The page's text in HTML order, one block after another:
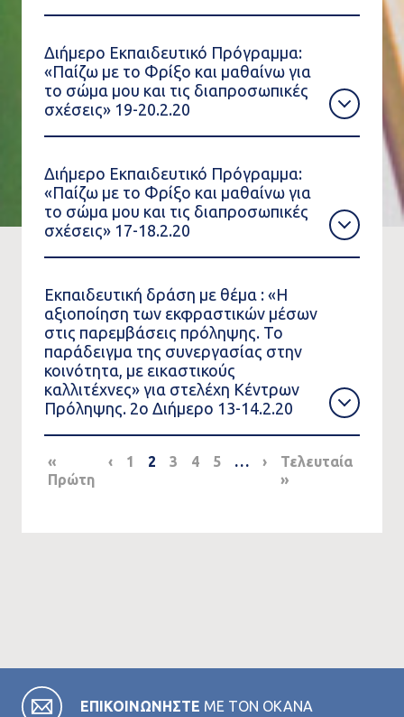
Διήμερο Εκπαιδευτικό Πρόγραμμα:
«Παίζω με το Φρίξο και μαθαίνω για
το σώμα μου και τις διαπροσωπικές
σχέσεις» 19-20.2.20
Διήμερο Εκπαιδευτικό Πρόγραμμα:
«Παίζω με το Φρίξο και μαθαίνω για
το σώμα μου και τις διαπροσωπικές
σχέσεις» 17-18.2.20
Εκπαιδευτική δράση με θέμα : «H
αξιοποίηση των εκφραστικών μέσων
στις παρεμβάσεις πρόληψης. Το
παράδειγμα της συνεργασίας στην
κοινότητα, με εικαστικούς
καλλιτέχνες» για στελέχη Κέντρων
Πρόληψης. 2ο Διήμερο 13-14.2.20
Pagination
«
Πρώτη
‹ Previous
1 2 3 4 5 … › Next
page
Τελευταία
»
ΕΠΙΚΟΙΝΩΝΗΣΤΕ ΜΕ ΤΟΝ ΟΚΑΝΑ